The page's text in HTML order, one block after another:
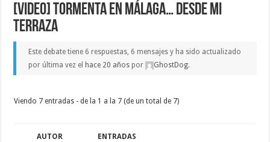
[VIDEO] Tormenta en Málaga… desde mi
terraza
Este debate tiene 6 respuestas, 6 mensajes y ha sido actualizado
por última vez el hace 20 añospor GhostDog.
Viendo 7 entradas - de la 1 a la 7 (de un total de 7)
AUTOR ENTRADAS